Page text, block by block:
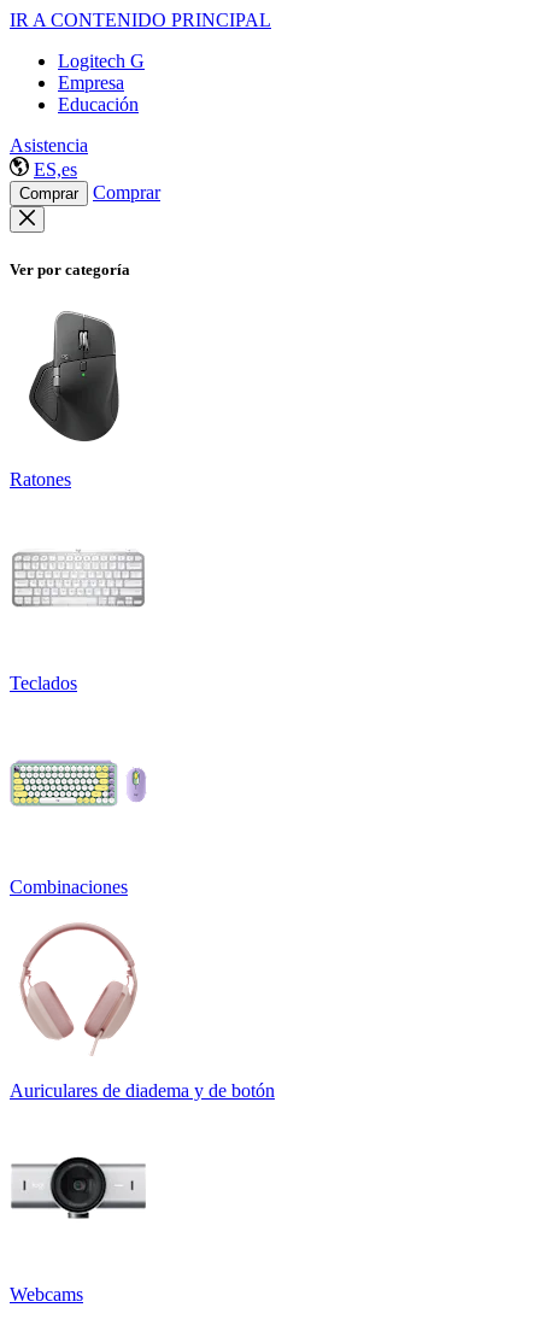
IR A CONTENIDO PRINCIPAL
Logitech G
Empresa
Educación
Asistencia
ES,es
Comprar Comprar
Ver por categoría
Ratones
Teclados
Combinaciones
Auriculares de diadema y de botón
Webcams